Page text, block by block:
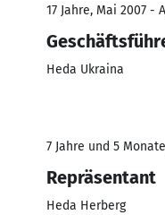
17 Jahre, Mai 2007 -
Heda Ukraina
7 Jahre und 5
Repräsentant
Heda Herberg